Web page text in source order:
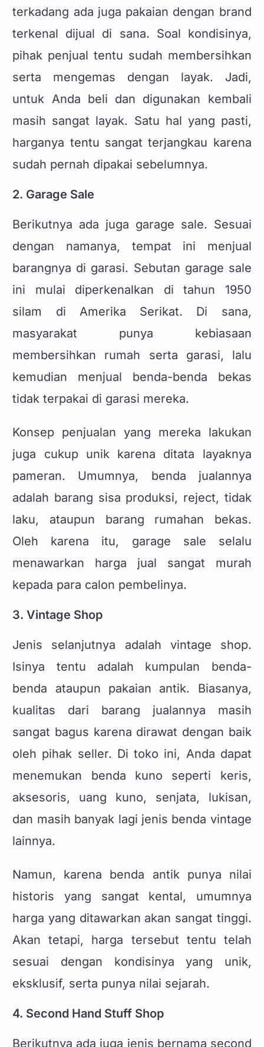
terkadang ada juga pakaian dengan brand
terkenal dijual di sana. Soal kondisinya,
pihak penjual tentu sudah membersihkan
serta mengemas dengan layak. Jadi,
untuk Anda beli dan digunakan kembali
masih sangat layak. Satu hal yang pasti,
harganya tentu sangat terjangkau karena
sudah pernah dipakai sebelumnya.
2. Garage Sale
Berikutnya ada juga garage sale. Sesuai
dengan namanya, tempat ini menjual
barangnya di garasi. Sebutan garage sale
ini mulai diperkenalkan di tahun 1950
silam di Amerika Serikat. Di sana,
masyarakat punya kebiasaan
membersihkan rumah serta garasi, lalu
kemudian menjual benda-benda bekas
tidak terpakai di garasi mereka.
Konsep penjualan yang mereka lakukan
juga cukup unik karena ditata layaknya
pameran. Umumnya, benda jualannya
adalah barang sisa produksi, reject, tidak
laku, ataupun barang rumahan bekas.
Oleh karena itu, garage sale selalu
menawarkan harga jual sangat murah
kepada para calon pembelinya.
3. Vintage Shop
Jenis selanjutnya adalah vintage shop.
Isinya tentu adalah kumpulan benda-
benda ataupun pakaian antik. Biasanya,
kualitas dari barang jualannya masih
sangat bagus karena dirawat dengan baik
oleh pihak seller. Di toko ini, Anda dapat
menemukan benda kuno seperti keris,
aksesoris, uang kuno, senjata, lukisan,
dan masih banyak lagi jenis benda vintage
lainnya.
Namun, karena benda antik punya nilai
historis yang sangat kental, umumnya
harga yang ditawarkan akan sangat tinggi.
Akan tetapi, harga tersebut tentu telah
sesuai dengan kondisinya yang unik,
eksklusif, serta punya nilai sejarah.
4. Second Hand Stuff Shop
Berikutnya ada juga jenis bernama second